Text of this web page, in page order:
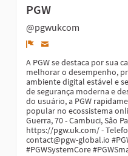
PGW
@pgwukcom
Denunciar
A PGW se destaca por sua
melhorar o desempenho,
ambiente digital estável e
de segurança moderna e
do usuário, a PGW
popular no ecossistema
Guerra, 70 - Cambuci, São
https://pgw.uk.com/ -
contact@pgw-global.io
#PGWSystemCore